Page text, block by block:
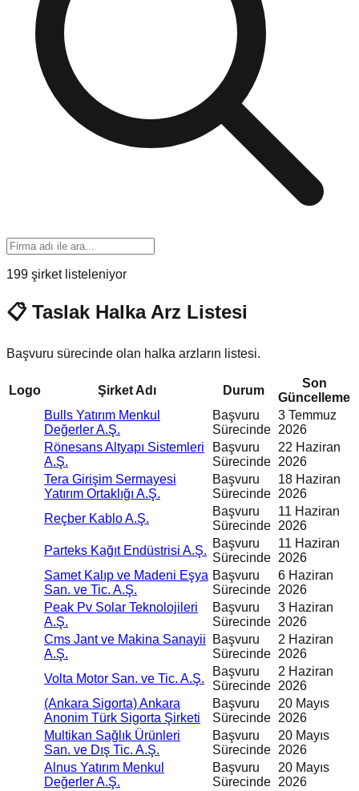
199 şirket listeleniyor
📋 Taslak Halka Arz Listesi
Başvuru sürecinde olan halka arzların listesi.
Logo Şirket Adı Durum
Son
Güncelleme
Bulls Yatırım Menkul
Değerler A.Ş.
Başvuru
Sürecinde
3 Temmuz
2026
Rönesans Altyapı Sistemleri
A.Ş.
Başvuru
Sürecinde
22 Haziran
2026
Tera Girişim Sermayesi
Yatırım Ortaklığı A.Ş.
Başvuru
Sürecinde
18 Haziran
2026
Reçber Kablo A.Ş.
Başvuru
Sürecinde
11 Haziran
2026
Parteks Kağıt Endüstrisi A.Ş.
Başvuru
Sürecinde
11 Haziran
2026
Samet Kalıp ve Madeni Eşya
San. ve Tic. A.Ş.
Başvuru
Sürecinde
6 Haziran
2026
Peak Pv Solar Teknolojileri
A.Ş.
Başvuru
Sürecinde
3 Haziran
2026
Cms Jant ve Makina Sanayii
A.Ş.
Başvuru
Sürecinde
2 Haziran
2026
Volta Motor San. ve Tic. A.Ş.
Başvuru
Sürecinde
2 Haziran
2026
(Ankara Sigorta) Ankara
Anonim Türk Sigorta Şirketi
Başvuru
Sürecinde
20 Mayıs
2026
Multikan Sağlık Ürünleri
San. ve Dış Tic. A.Ş.
Başvuru
Sürecinde
20 Mayıs
2026
Alnus Yatırım Menkul
Değerler A.Ş.
Başvuru
Sürecinde
20 Mayıs
2026